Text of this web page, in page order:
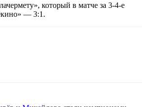
который в матче за 3-4-е
— 3:1.